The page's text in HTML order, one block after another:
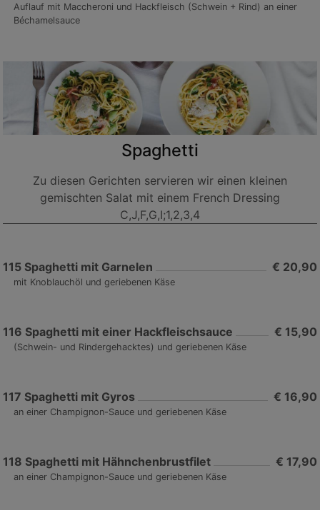
Auflauf mit Maccheroni und Hackfleisch (Schwein + Rind) an einer
Béchamelsauce
Spaghetti
Zu diesen Gerichten servieren wir einen kleinen
gemischten Salat mit einem French Dressing
C,J,F,G,I;1,2,3,4
115 Spaghetti mit Garnelen € 20,90
mit Knoblauchöl und geriebenen Käse
116 Spaghetti mit einer Hackfleischsauce € 15,90
(Schwein- und Rindergehacktes) und geriebenen Käse
117 Spaghetti mit Gyros € 16,90
an einer Champignon-Sauce und geriebenen Käse
118 Spaghetti mit Hähnchenbrustfilet € 17,90
an einer Champignon-Sauce und geriebenen Käse